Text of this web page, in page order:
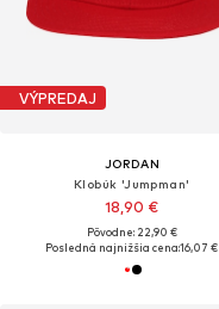
VÝPREDAJ
JORDAN
Klobúk 'Jumpman'
18,90 €
Pôvodne: 22,90 €
Posledná najnižšia cena:16,07 €